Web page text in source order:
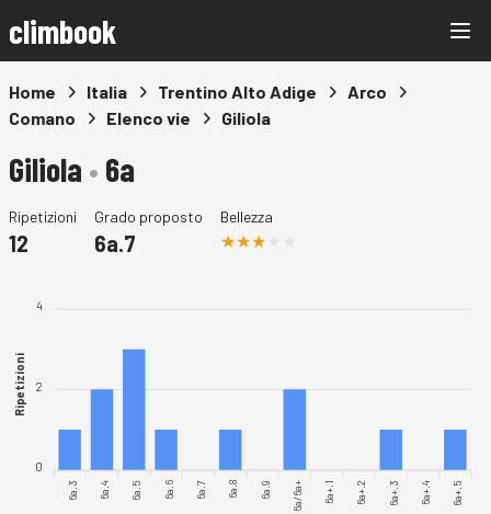
climbook
Home Italia Trentino Alto Adige
Arco
Comano
Elenco vie Giliola
Giliola • 6a
Ripetizioni
12
Grado proposto
6a.7
Bellezza
4
2
0
Ripetizioni
6a.3 6a.4 6a.5 6a.6 6a.7 6a.8 6a.9 6a/6a+ 6a+.1 6a+.2 6a+.3 6a+.4 6a+.5